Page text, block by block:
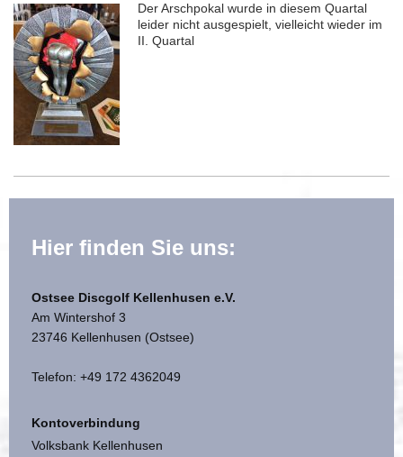
Der Arschpokal wurde in diesem Quartal
leider nicht ausgespielt, vielleicht wieder im
II. Quartal
Hier finden Sie uns:
Ostsee Discgolf Kellenhusen e.V.
Am Wintershof 3
23746 Kellenhusen (Ostsee)
Telefon: +49 172 4362049
Kontoverbindung
Volksbank Kellenhusen